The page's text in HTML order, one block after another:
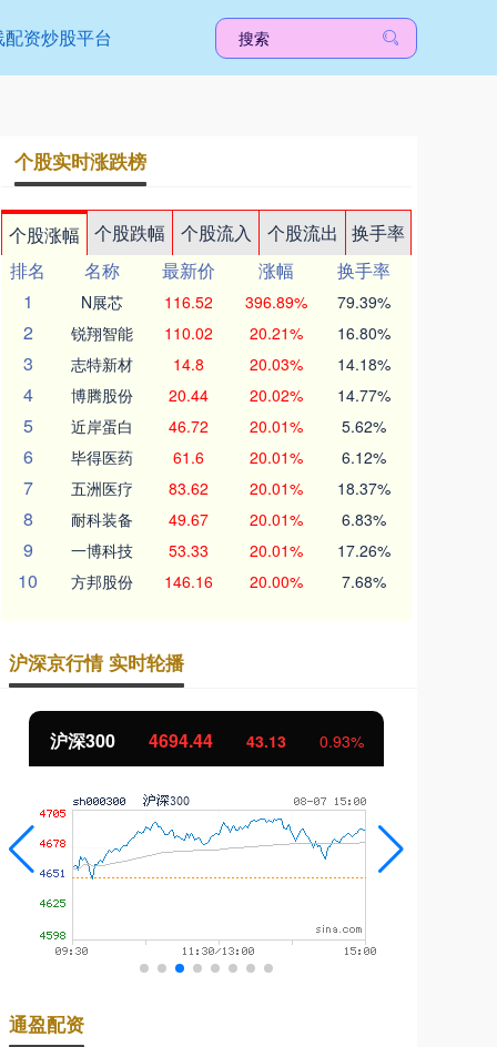
资炒股平台
个股实时涨跌榜
个股涨幅 个股跌幅 个股流入 个股流出
换手率
排名
名称 最新价 涨幅
换手率
1
N展芯 116.52 396.89% 79.39%
2 锐翔智能 110.02 20.21% 16.80%
3 志特新材 14.8 20.03% 14.18%
4 博腾股份 20.44 20.02% 14.77%
5 近岸蛋白 46.72 20.01% 5.62%
6 毕得医药 61.6 20.01% 6.12%
7 五洲医疗 83.62 20.01% 18.37%
8 耐科装备 49.67 20.01% 6.83%
9 一博科技 53.33 20.01% 17.26%
10 方邦股份 146.16 20.00% 7.68%
沪深京行情 实时轮播
北证50 1134.24 11.37 1.01%
通盈配资